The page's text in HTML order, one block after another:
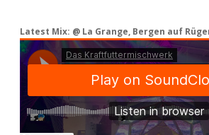
Latest Mix: @ La Grange, Bergen auf